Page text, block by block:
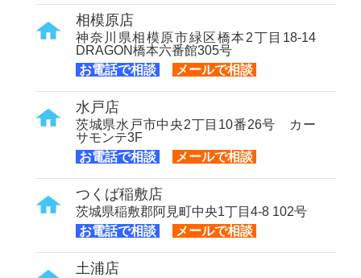
相模原店
神奈川県相模原市緑区橋本2丁目18-14
DRAGON橋本六番館305号
お電話で相談
メールで相談
水戸店
茨城県水戸市中央2丁目10番26号 カー
サモンテ3F
お電話で相談
メールで相談
つくば稲敷店
茨城県稲敷郡阿見町中央1丁目4-8 102号
お電話で相談
メールで相談
土浦店